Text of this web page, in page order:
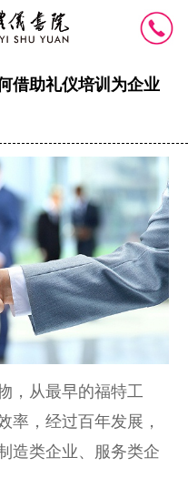
借助礼仪培训为企业
，从最早的福特工
率，经过百年发展，
造类企业、服务类企